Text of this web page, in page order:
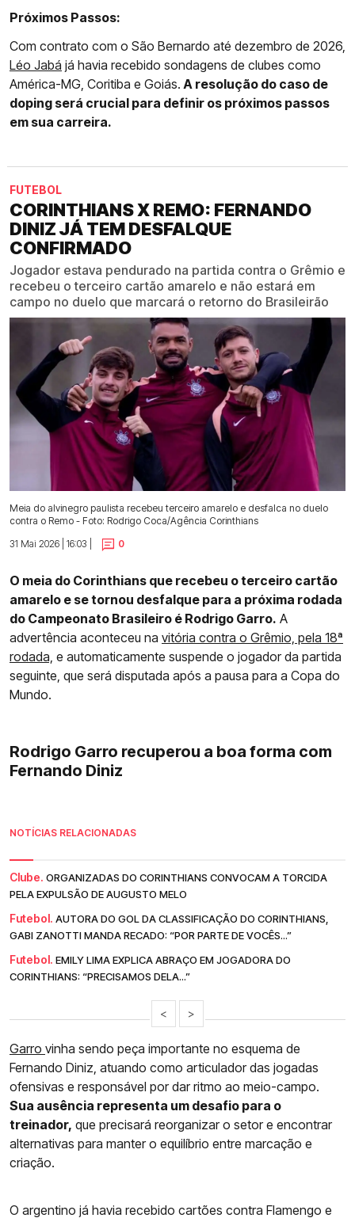
Próximos Passos:
Com contrato com o São Bernardo até dezembro de 2026,
Léo Jabá já havia recebido sondagens de clubes como
América-MG, Coritiba e Goiás. A resolução do caso de
doping será crucial para definir os próximos passos
em sua carreira.
FUTEBOL
CORINTHIANS X REMO: FERNANDO
DINIZ JÁ TEM DESFALQUE
CONFIRMADO
Jogador estava pendurado na partida contra o Grêmio e
recebeu o terceiro cartão amarelo e não estará em
campo no duelo que marcará o retorno do Brasileirão
Meia do alvinegro paulista recebeu terceiro amarelo e desfalca no duelo
contra o Remo - Foto: Rodrigo Coca/Agência Corinthians
31 Mai 2026 | 16:03 |
0
O meia do Corinthians que recebeu o terceiro cartão
amarelo e se tornou desfalque para a próxima rodada
do Campeonato Brasileiro é Rodrigo Garro. A
advertência aconteceu na vitória contra o Grêmio, pela 18ª
rodada, e automaticamente suspende o jogador da partida
seguinte, que será disputada após a pausa para a Copa do
Mundo.
Rodrigo Garro recuperou a boa forma com
Fernando Diniz
NOTÍCIAS RELACIONADAS
Clube. ORGANIZADAS DO CORINTHIANS CONVOCAM A TORCIDA
PELA EXPULSÃO DE AUGUSTO MELO
Futebol. AUTORA DO GOL DA CLASSIFICAÇÃO DO CORINTHIANS,
GABI ZANOTTI MANDA RECADO: “POR PARTE DE VOCÊS...”
Futebol. EMILY LIMA EXPLICA ABRAÇO EM JOGADORA DO
CORINTHIANS: “PRECISAMOS DELA...”
< >
Garro vinha sendo peça importante no esquema de
Fernando Diniz, atuando como articulador das jogadas
ofensivas e responsável por dar ritmo ao meio-campo.
Sua ausência representa um desafio para o
treinador, que precisará reorganizar o setor e encontrar
alternativas para manter o equilíbrio entre marcação e
criação.
O argentino já havia recebido cartões contra Flamengo e